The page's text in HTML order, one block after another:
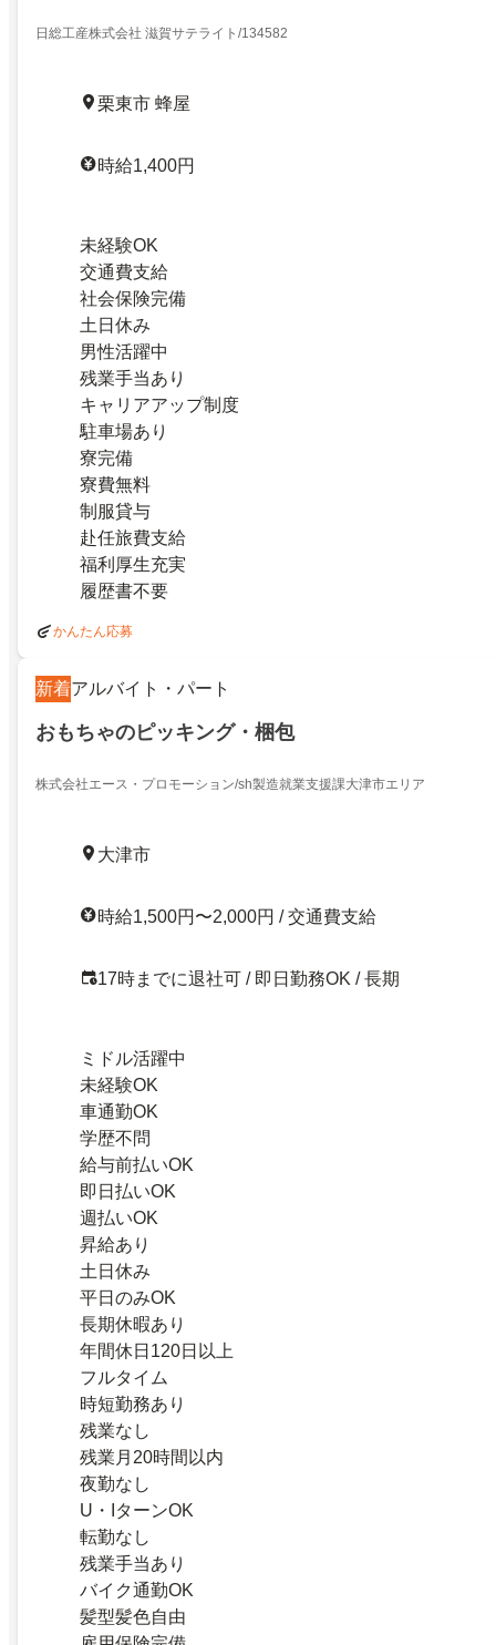
日総工産株式会社 滋賀サテライト/134582
栗東市 蜂屋
時給1,400円
未経験OK
交通費支給
社会保険完備
土日休み
男性活躍中
残業手当あり
キャリアアップ制度
駐車場あり
寮完備
寮費無料
制服貸与
赴任旅費支給
福利厚生充実
履歴書不要
かんたん応募
新着アルバイト・パート
おもちゃのピッキング・梱包
株式会社エース・プロモーション/sh製造就業支援課大津市エリア
大津市
時給1,500円〜2,000円 / 交通費支給
17時までに退社可 / 即日勤務OK / 長期
ミドル活躍中
未経験OK
車通勤OK
学歴不問
給与前払いOK
即日払いOK
週払いOK
昇給あり
土日休み
平日のみOK
長期休暇あり
年間休日120日以上
フルタイム
時短勤務あり
残業なし
残業月20時間以内
夜勤なし
U・IターンOK
転勤なし
残業手当あり
バイク通勤OK
髪型髪色自由